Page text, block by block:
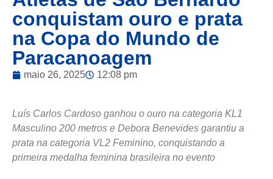
Atletas de São Bernardo
conquistam ouro e prata
na Copa do Mundo de
Paracanoagem
Luís Carlos Cardoso ganhou o ouro na categoria KL1
Masculino 200 metros e Debora Benevides garantiu a
prata na categoria VL2 Feminino, conquistando a